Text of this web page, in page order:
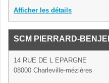
Afficher les détails
SCM PIERRARD-
14 RUE DE L EPARGNE
08000 Charleville-mézières